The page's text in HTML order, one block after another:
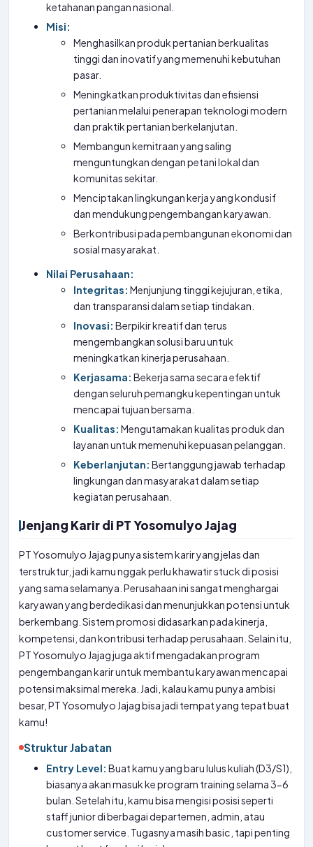
ketahanan pangan nasional.
Misi:
Menghasilkan produk pertanian berkualitas
tinggi dan inovatif yang memenuhi kebutuhan
pasar.
Meningkatkan produktivitas dan efisiensi
pertanian melalui penerapan teknologi modern
dan praktik pertanian berkelanjutan.
Membangun kemitraan yang saling
menguntungkan dengan petani lokal dan
komunitas sekitar.
Menciptakan lingkungan kerja yang kondusif
dan mendukung pengembangan karyawan.
Berkontribusi pada pembangunan ekonomi dan
sosial masyarakat.
Nilai Perusahaan:
Integritas: Menjunjung tinggi kejujuran, etika,
dan transparansi dalam setiap tindakan.
Inovasi: Berpikir kreatif dan terus
mengembangkan solusi baru untuk
meningkatkan kinerja perusahaan.
Kerjasama: Bekerja sama secara efektif
dengan seluruh pemangku kepentingan untuk
mencapai tujuan bersama.
Kualitas: Mengutamakan kualitas produk dan
layanan untuk memenuhi kepuasan pelanggan.
Keberlanjutan: Bertanggung jawab terhadap
lingkungan dan masyarakat dalam setiap
kegiatan perusahaan.
Jenjang Karir di PT Yosomulyo Jajag
PT Yosomulyo Jajag punya sistem karir yang jelas dan
terstruktur, jadi kamu nggak perlu khawatir stuck di posisi
yang sama selamanya. Perusahaan ini sangat menghargai
karyawan yang berdedikasi dan menunjukkan potensi untuk
berkembang. Sistem promosi didasarkan pada kinerja,
kompetensi, dan kontribusi terhadap perusahaan. Selain itu,
PT Yosomulyo Jajag juga aktif mengadakan program
pengembangan karir untuk membantu karyawan mencapai
potensi maksimal mereka. Jadi, kalau kamu punya ambisi
besar, PT Yosomulyo Jajag bisa jadi tempat yang tepat buat
kamu!
Struktur Jabatan
Entry Level: Buat kamu yang baru lulus kuliah (D3/S1),
biasanya akan masuk ke program training selama 3-6
bulan. Setelah itu, kamu bisa mengisi posisi seperti
staff junior di berbagai departemen, admin, atau
customer service. Tugasnya masih basic, tapi penting